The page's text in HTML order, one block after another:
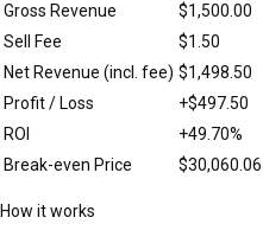
Gross Revenue
$1,500.00
Sell Fee
$1.50
Net Revenue (incl. fee) $1,498.50
Profit / Loss
+$497.50
ROI
+49.70%
Break-even Price
$30,060.06
How it works